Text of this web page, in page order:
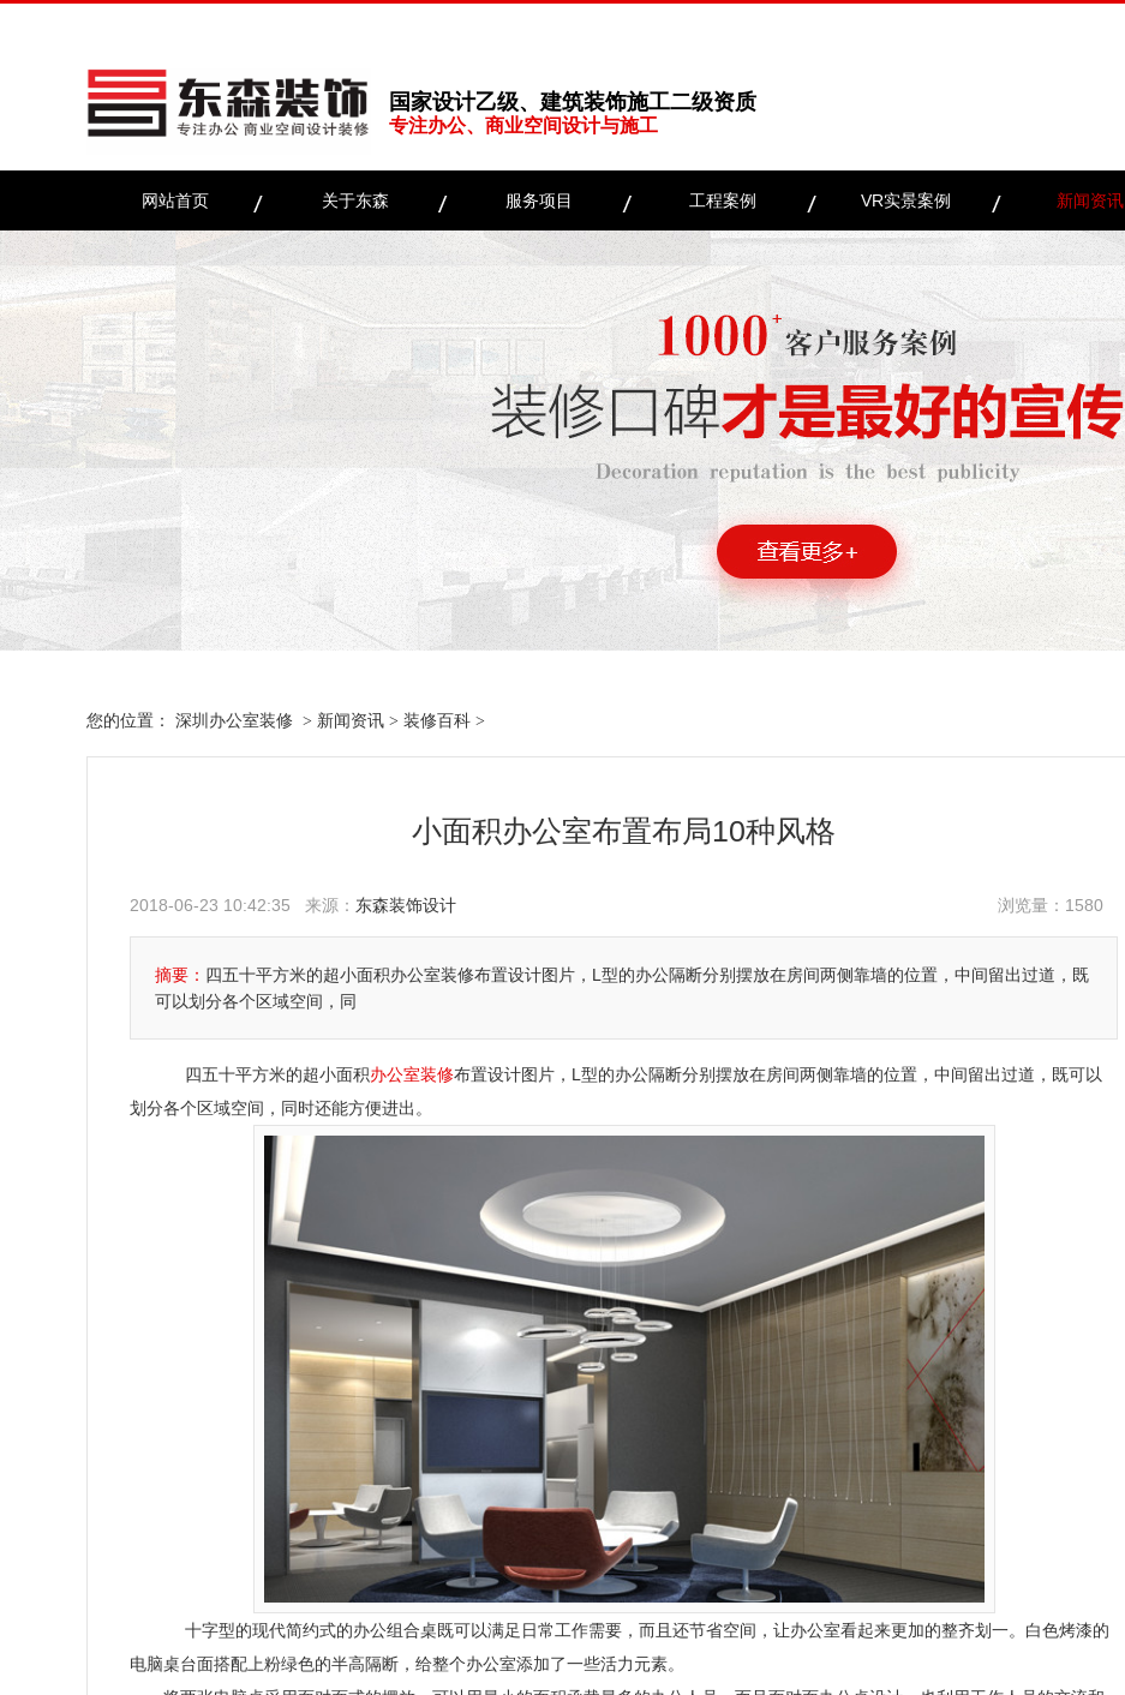
国家设计乙级、建筑装饰施工二级资质
专注办公、商业空间设计与施工
网站首页 关于东森 服务项目 工程案例 VR实景案例 新闻资讯
您的位置： 深圳办公室装修 > 新闻资讯 > 装修百科 >
小面积办公室布置布局10种风格
2018-06-23 10:42:35 来源： 东森装饰设计 浏览量： 1580
摘要： 四五十平方米的超小面积办公室装修布置设计图片，L型的办公隔断分别摆放在房间两侧靠墙的位置，中间留出过道，既
可以划分各个区域空间，同
四五十平方米的超小面积办公室装修布置设计图片，L型的办公隔断分别摆放在房间两侧靠墙的位置，中间留出过道，既可以
划分各个区域空间，同时还能方便进出。
十字型的现代简约式的办公组合桌既可以满足日常工作需要，而且还节省空间，让办公室看起来更加的整齐划一。白色烤漆的
电脑桌台面搭配上粉绿色的半高隔断，给整个办公室添加了一些活力元素。